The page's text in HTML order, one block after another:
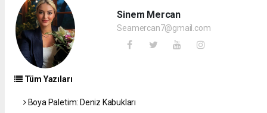
Sinem Mercan
Seamercan7@gmail.com
Tüm Yazıları
Boya Paletim: Deniz Kabukları